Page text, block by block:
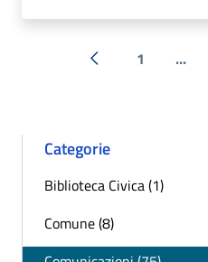
« Precedente
1 ...
Categorie
Biblioteca Civica (1)
Comune (8)